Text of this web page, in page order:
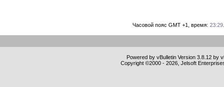
Часовой пояс GMT +1, время: 23:29.
Powered by vBulletin Version 3.8.12 by
Copyright ©2000 - 2026, Jelsoft